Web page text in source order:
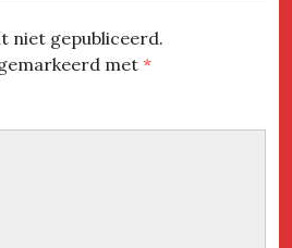
niet gepubliceerd.
met*